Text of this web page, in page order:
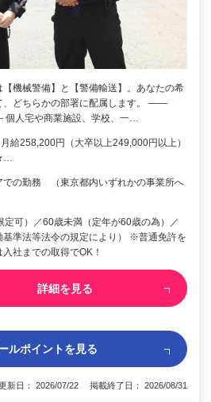
機械警備】と【警備輸送】。あなたの希
、どちらかの部署に配属します。 ――
個人宅や商業施設、学校、一…
給258,200円（大卒以上249,000円以上）
での勤務 （東京都内いずれかの事業所へ
定可）／60歳未満（定年が60歳の為）／
準法等法令の規定により） ※普通免許を
社までの取得でOK！
詳細を見る
ルポイントを見る
新日： 2026/07/22 掲載終了日： 2026/08/31